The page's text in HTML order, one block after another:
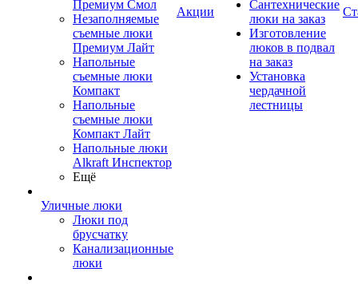
Премиум Смол
Незаполняемые
съемные люки
Премиум Лайт
Напольные
съемные люки
Компакт
Напольные
съемные люки
Компакт Лайт
Напольные люки
Alkraft Инспектор
Ещё
Уличные люки
Люки под
брусчатку
Канализационные
люки
Акции
Сантехнические
люки на заказ
Изготовление
люков в подвал
на заказ
Установка
чердачной
лестницы